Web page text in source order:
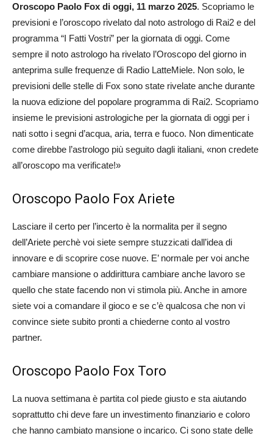
Oroscopo Paolo Fox di oggi, 11 marzo 2025. Scopriamo le
previsioni e l’oroscopo rivelato dal noto astrologo di Rai2 e del
programma “I Fatti Vostri” per la giornata di oggi. Come
sempre il noto astrologo ha rivelato l’Oroscopo del giorno in
anteprima sulle frequenze di Radio LatteMiele. Non solo, le
previsioni delle stelle di Fox sono state rivelate anche durante
la nuova edizione del popolare programma di Rai2. Scopriamo
insieme le previsioni astrologiche per la giornata di oggi per i
nati sotto i segni d’acqua, aria, terra e fuoco. Non dimenticate
come direbbe l’astrologo più seguito dagli italiani, «non credete
all’oroscopo ma verificate!»
Oroscopo Paolo Fox Ariete
Lasciare il certo per l’incerto è la normalita per il segno
dell’Ariete perchè voi siete sempre stuzzicati dall’idea di
innovare e di scoprire cose nuove. E’ normale per voi anche
cambiare mansione o addirittura cambiare anche lavoro se
quello che state facendo non vi stimola più. Anche in amore
siete voi a comandare il gioco e se c’è qualcosa che non vi
convince siete subito pronti a chiederne conto al vostro
partner.
Oroscopo Paolo Fox Toro
La nuova settimana è partita col piede giusto e sta aiutando
soprattutto chi deve fare un investimento finanziario e coloro
che hanno cambiato mansione o incarico. Ci sono state delle